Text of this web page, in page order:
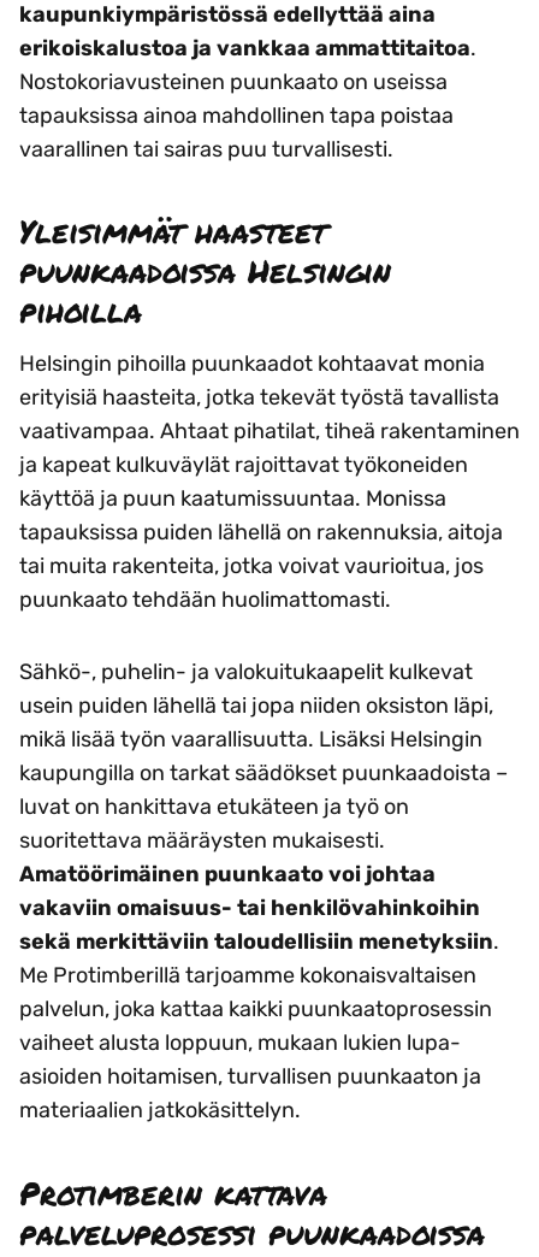
kaupunkiympäristössä edellyttää aina
erikoiskalustoa ja vankkaa ammattitaitoa.
Nostokoriavusteinen puunkaato on useissa
tapauksissa ainoa mahdollinen tapa poistaa
vaarallinen tai sairas puu turvallisesti.
Yleisimmät haasteet
puunkaadoissa Helsingin
pihoilla
Helsingin pihoilla puunkaadot kohtaavat monia
erityisiä haasteita, jotka tekevät työstä tavallista
vaativampaa. Ahtaat pihatilat, tiheä rakentaminen
ja kapeat kulkuväylät rajoittavat työkoneiden
käyttöä ja puun kaatumissuuntaa. Monissa
tapauksissa puiden lähellä on rakennuksia, aitoja
tai muita rakenteita, jotka voivat vaurioitua, jos
puunkaato tehdään huolimattomasti.
Sähkö-, puhelin- ja valokuitukaapelit kulkevat
usein puiden lähellä tai jopa niiden oksiston läpi,
mikä lisää työn vaarallisuutta. Lisäksi Helsingin
kaupungilla on tarkat säädökset puunkaadoista –
luvat on hankittava etukäteen ja työ on
suoritettava määräysten mukaisesti.
Amatöörimäinen puunkaato voi johtaa
vakaviin omaisuus- tai henkilövahinkoihin
sekä merkittäviin taloudellisiin menetyksiin.
Me Protimberillä tarjoamme kokonaisvaltaisen
palvelun, joka kattaa kaikki puunkaatoprosessin
vaiheet alusta loppuun, mukaan lukien lupa-
asioiden hoitamisen, turvallisen puunkaaton ja
materiaalien jatkokäsittelyn.
Protimberin kattava
palveluprosessi puunkaadoissa